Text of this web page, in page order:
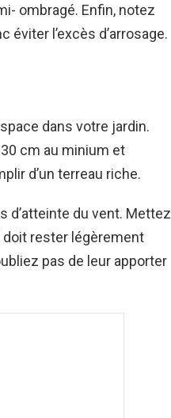
ombragé. Enfin, notez
l’excès d’arrosage.
dans votre jardin.
cm au minium et
d’un terreau riche.
d’atteinte du vent. Mettez
doit rester légèrement
pas de leur apporter